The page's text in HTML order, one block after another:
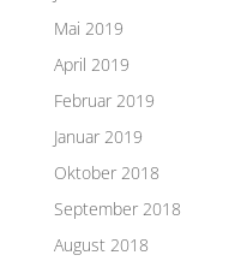
Mai 2019
April 2019
Februar 2019
Januar 2019
Oktober 2018
September 2018
August 2018